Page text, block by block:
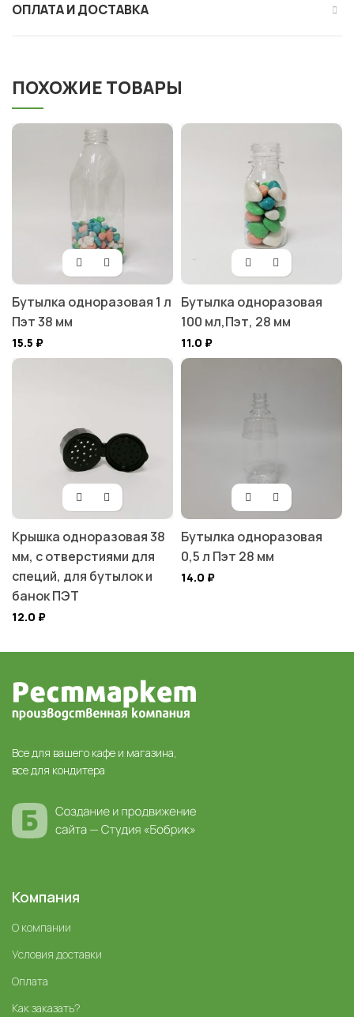
ОПЛАТА И ДОСТАВКА
ПОХОЖИЕ ТОВАРЫ
Бутылка одноразовая 1 л
Пэт 38 мм
15.5 ₽
Бутылка одноразовая
100 мл,Пэт, 28 мм
11.0 ₽
Крышка одноразовая 38
мм, с отверстиями для
специй, для бутылок и
банок ПЭТ
12.0 ₽
Бутылка одноразовая
0,5 л Пэт 28 мм
14.0 ₽
Все для вашего кафе и магазина,
все для кондитера
Компания
О компании
Условия доставки
Оплата
Как заказать?